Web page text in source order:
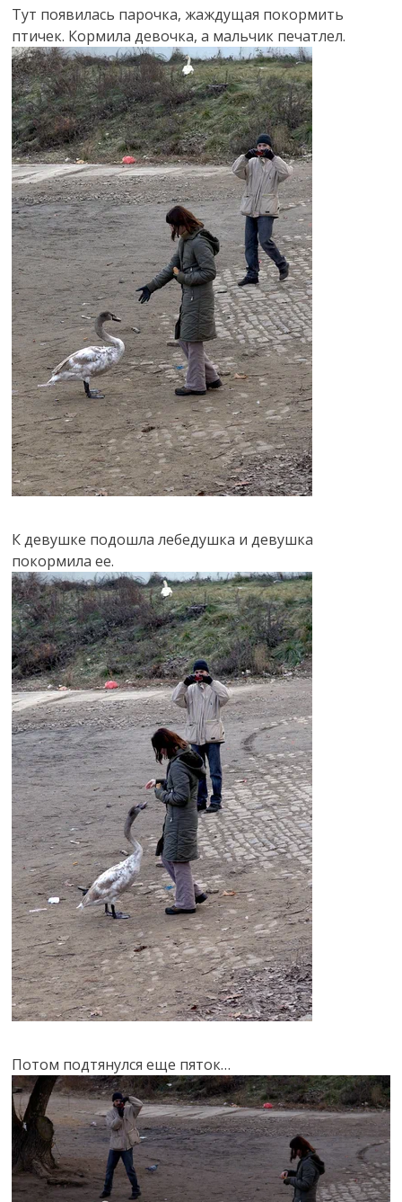
Тут появилась парочка, жаждущая покормить
птичек. Кормила девочка, а мальчик печатлел.
К девушке подошла лебедушка и девушка
покормила ее.
Потом подтянулся еще пяток…